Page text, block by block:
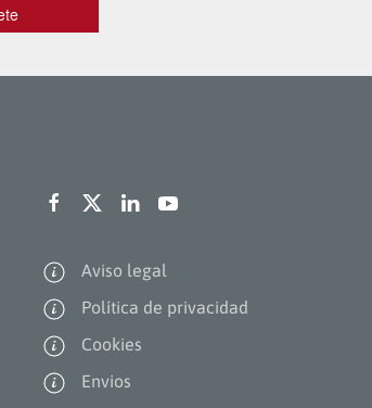
Aviso legal
Política de privacidad
Cookies
Envios